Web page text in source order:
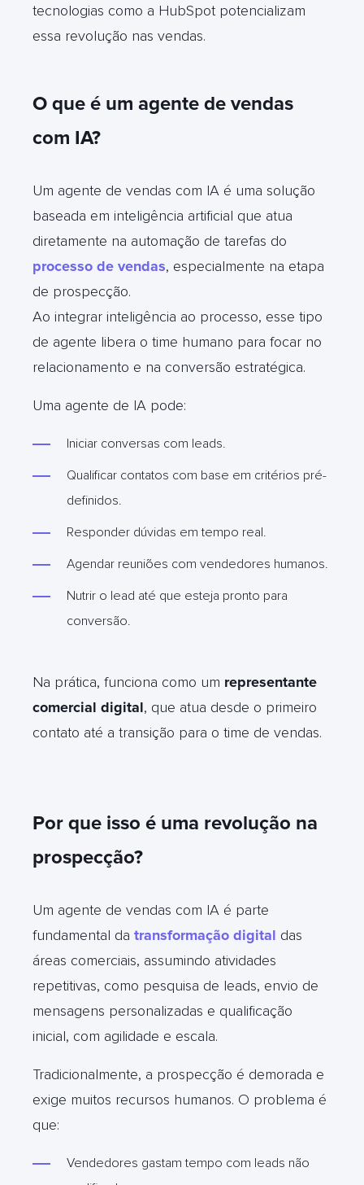
tecnologias como a HubSpot potencializam
essa revolução nas vendas.
O que é um agente de vendas
com IA?
Um agente de vendas com IA é uma solução
baseada em inteligência artificial que atua
diretamente na automação de tarefas do
processo de vendas, especialmente na etapa
de prospecção.
Ao integrar inteligência ao processo, esse tipo
de agente libera o time humano para focar no
relacionamento e na conversão estratégica.
Uma agente de IA pode:
Iniciar conversas com leads.
Qualificar contatos com base em critérios pré-
definidos.
Responder dúvidas em tempo real.
Agendar reuniões com vendedores humanos.
Nutrir o lead até que esteja pronto para
conversão.
Na prática, funciona como um representante
comercial digital, que atua desde o primeiro
contato até a transição para o time de vendas.
Por que isso é uma revolução na
prospecção?
Um agente de vendas com IA é parte
fundamental da transformação digital das
áreas comerciais, assumindo atividades
repetitivas, como pesquisa de leads, envio de
mensagens personalizadas e qualificação
inicial, com agilidade e escala.
Tradicionalmente, a prospecção é demorada e
exige muitos recursos humanos. O problema é
que:
Vendedores gastam tempo com leads não